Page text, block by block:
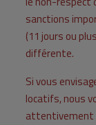
sanctions
(11 jours ou
différente.
Si vous
locatifs, nous
attentivement